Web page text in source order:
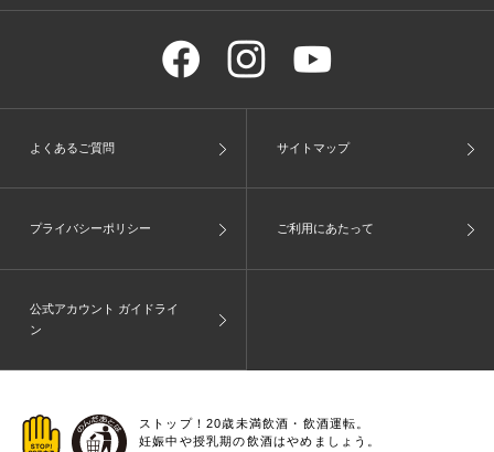
よくあるご質問 サイトマップ
プライバシーポリシー ご利用にあたって
公式アカウント ガイドライ
ン
ストップ！20歳未満飲酒・飲酒運転。
妊娠中や授乳期の飲酒はやめましょう。